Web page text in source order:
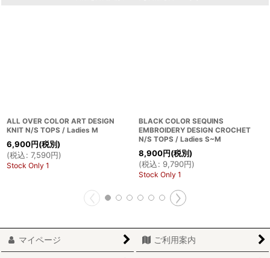
ALL OVER COLOR ART DESIGN
KNIT N/S TOPS / Ladies M
6,900円(税別)
(税込: 7,590円)
Stock Only 1
BLACK COLOR SEQUINS
EMBROIDERY DESIGN CROCHET
N/S TOPS / Ladies S~M
8,900円(税別)
(税込: 9,790円)
Stock Only 1
マイページ ご利用案内